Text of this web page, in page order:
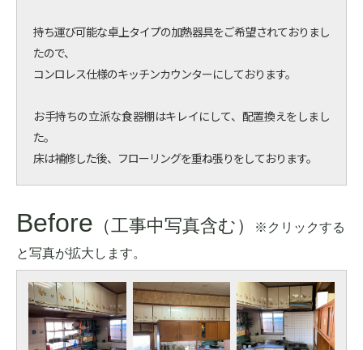
持ち運び可能な卓上タイプの加熱器具をご希望されておりまし
たので、
コンロレス仕様のキッチンカウンターにしております。
お手持ちの立派な食器棚はキレイにして、配置換えをしまし
た。
床は補修した後、フローリングを重ね張りをしております。
Before （工事中写真含む）
※クリックする
と写真が拡大します。